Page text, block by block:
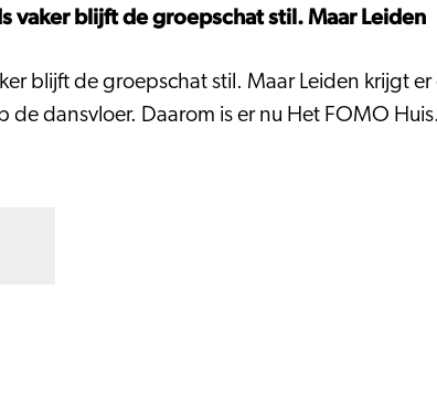
vaker blijft de groepschat stil. Maar Leiden
blijft de groepschat stil. Maar Leiden krijgt
de dansvloer. Daarom is er nu Het FOMO